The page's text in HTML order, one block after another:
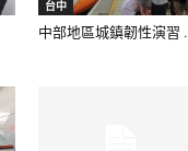
台中
中部地區城鎮韌性演習